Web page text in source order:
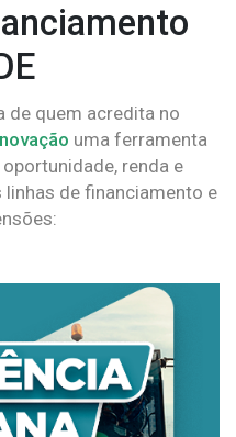
de quem acredita no
uma ferramenta
renda e
linhas de financiamento e